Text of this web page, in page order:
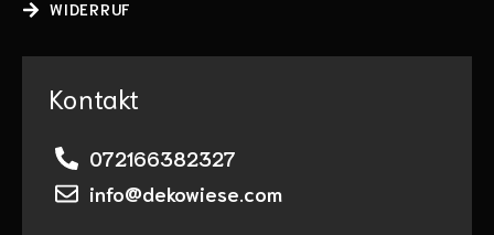
WIDERRUF
Kontakt
072166382327
info@dekowiese.com